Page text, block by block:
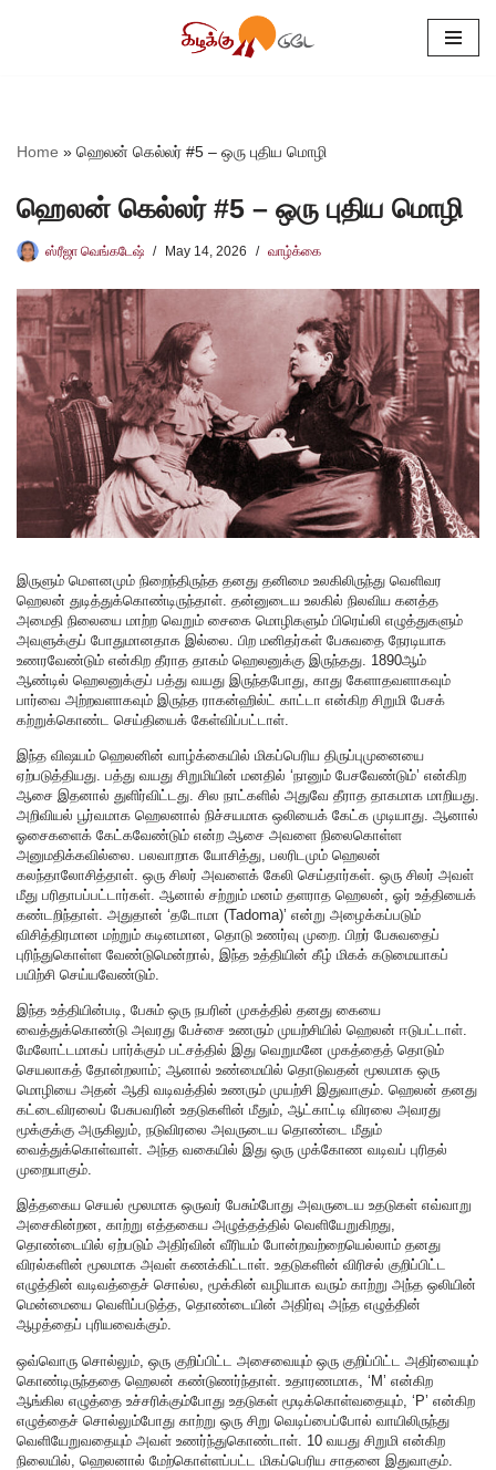
Home » ஹெலன் கெல்லர் #5 – ஒரு புதிய மொழி
ஹெலன் கெல்லர் #5 – ஒரு புதிய மொழி
ஸ்ரீஜா வெங்கடேஷ் May 14, 2026 வாழ்க்கை
இருளும் மௌனமும் நிறைந்திருந்த தனது தனிமை உலகிலிருந்து வெளிவர
ஹெலன் துடித்துக்கொண்டிருந்தாள். தன்னுடைய உலகில் நிலவிய கனத்த
அமைதி நிலையை மாற்ற வெறும் சைகை மொழிகளும் பிரெய்லி எழுத்துகளும்
அவளுக்குப் போதுமானதாக இல்லை. பிற மனிதர்கள் பேசுவதை நேரடியாக
உணரவேண்டும் என்கிற தீராத தாகம் ஹெலனுக்கு இருந்தது. 1890ஆம்
ஆண்டில் ஹெலனுக்குப் பத்து வயது இருந்தபோது, காது கேளாதவளாகவும்
பார்வை அற்றவளாகவும் இருந்த ராகன்ஹில்ட் காட்டா என்கிற சிறுமி பேசக்
கற்றுக்கொண்ட செய்தியைக் கேள்விப்பட்டாள்.
இந்த விஷயம் ஹெலனின் வாழ்க்கையில் மிகப்பெரிய திருப்புமுனையை
ஏற்படுத்தியது. பத்து வயது சிறுமியின் மனதில் ‘நானும் பேசவேண்டும்’ என்கிற
ஆசை இதனால் துளிர்விட்டது. சில நாட்களில் அதுவே தீராத தாகமாக மாறியது.
அறிவியல் பூர்வமாக ஹெலனால் நிச்சயமாக ஒலியைக் கேட்க முடியாது. ஆனால்
ஓசைகளைக் கேட்கவேண்டும் என்ற ஆசை அவளை நிலைகொள்ள
அனுமதிக்கவில்லை. பலவாறாக யோசித்து, பலரிடமும் ஹெலன்
கலந்தாலோசித்தாள். ஒரு சிலர் அவளைக் கேலி செய்தார்கள். ஒரு சிலர் அவள்
மீது பரிதாபப்பட்டார்கள். ஆனால் சற்றும் மனம் தளராத ஹெலன், ஓர் உத்தியைக்
கண்டறிந்தாள். அதுதான் ‘தடோமா (Tadoma)’ என்று அழைக்கப்படும்
விசித்திரமான மற்றும் கடினமான, தொடு உணர்வு முறை. பிறர் பேசுவதைப்
புரிந்துகொள்ள வேண்டுமென்றால், இந்த உத்தியின் கீழ் மிகக் கடுமையாகப்
பயிற்சி செய்யவேண்டும்.
இந்த உத்தியின்படி, பேசும் ஒரு நபரின் முகத்தில் தனது கையை
வைத்துக்கொண்டு அவரது பேச்சை உணரும் முயற்சியில் ஹெலன் ஈடுபட்டாள்.
மேலோட்டமாகப் பார்க்கும் பட்சத்தில் இது வெறுமனே முகத்தைத் தொடும்
செயலாகத் தோன்றலாம்; ஆனால் உண்மையில் தொடுவதன் மூலமாக ஒரு
மொழியை அதன் ஆதி வடிவத்தில் உணரும் முயற்சி இதுவாகும். ஹெலன் தனது
கட்டைவிரலைப் பேசுபவரின் உதடுகளின் மீதும், ஆட்காட்டி விரலை அவரது
மூக்குக்கு அருகிலும், நடுவிரலை அவருடைய தொண்டை மீதும்
வைத்துக்கொள்வாள். அந்த வகையில் இது ஒரு முக்கோண வடிவப் புரிதல்
முறையாகும்.
இத்தகைய செயல் மூலமாக ஒருவர் பேசும்போது அவருடைய உதடுகள் எவ்வாறு
அசைகின்றன, காற்று எத்தகைய அழுத்தத்தில் வெளியேறுகிறது,
தொண்டையில் ஏற்படும் அதிர்வின் வீரியம் போன்றவற்றையெல்லாம் தனது
விரல்களின் மூலமாக அவள் கணக்கிட்டாள். உதடுகளின் விரிசல் குறிப்பிட்ட
எழுத்தின் வடிவத்தைச் சொல்ல, மூக்கின் வழியாக வரும் காற்று அந்த ஒலியின்
மென்மையை வெளிப்படுத்த, தொண்டையின் அதிர்வு அந்த எழுத்தின்
ஆழத்தைப் புரியவைக்கும்.
ஒவ்வொரு சொல்லும், ஒரு குறிப்பிட்ட அசைவையும் ஒரு குறிப்பிட்ட அதிர்வையும்
கொண்டிருந்ததை ஹெலன் கண்டுணர்ந்தாள். உதாரணமாக, ‘M’ என்கிற
ஆங்கில எழுத்தை உச்சரிக்கும்போது உதடுகள் மூடிக்கொள்வதையும், ‘P’ என்கிற
எழுத்தைச் சொல்லும்போது காற்று ஒரு சிறு வெடிப்பைப்போல் வாயிலிருந்து
வெளியேறுவதையும் அவள் உணர்ந்துகொண்டாள். 10 வயது சிறுமி என்கிற
நிலையில், ஹெலனால் மேற்கொள்ளப்பட்ட மிகப்பெரிய சாதனை இதுவாகும்.